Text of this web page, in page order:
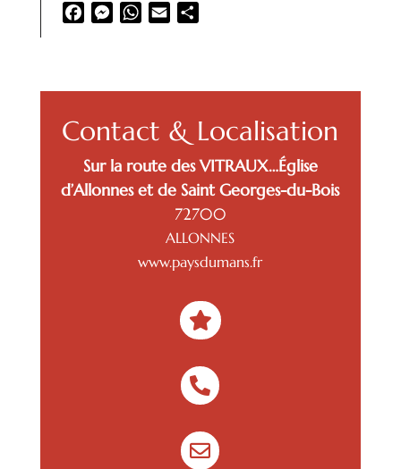
FacebookMessenger
WhatsApp
Email
Contact & Localisation
Sur la route des VITRAUX…Église
d’Allonnes et de Saint Georges-du-Bois
72700
ALLONNES
www.paysdumans.fr


